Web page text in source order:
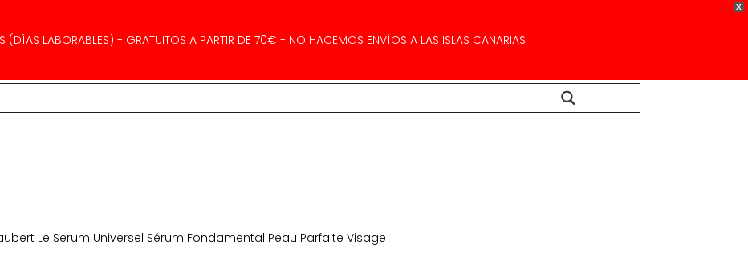
X
(DÍAS LABORABLES) - GRATUITOS A PARTIR DE 70€ - NO HACEMOS ENVÍOS A LAS ISLAS CANARIAS
Le Serum Universel Sérum Fondamental Peau Parfaite Visage